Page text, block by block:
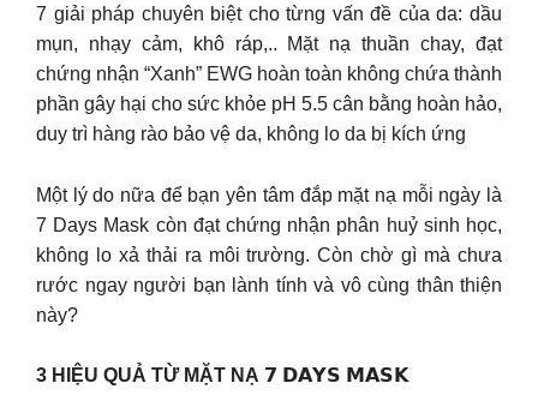
7 giải pháp chuyên biệt cho từng vấn đề của da: dầu
mụn, nhạy cảm, khô ráp,.. Mặt nạ thuần chay, đạt
chứng nhận “Xanh” EWG hoàn toàn không chứa thành
phần gây hại cho sức khỏe pH 5.5 cân bằng hoàn hảo,
duy trì hàng rào bảo vệ da, không lo da bị kích ứng
Một lý do nữa để bạn yên tâm đắp mặt nạ mỗi ngày là
7 Days Mask còn đạt chứng nhận phân huỷ sinh học,
không lo xả thải ra môi trường. Còn chờ gì mà chưa
rước ngay người bạn lành tính và vô cùng thân thiện
này?
3 HIỆU QUẢ TỪ MẶT NẠ 𝟳 𝗗𝗔𝗬𝗦 𝗠𝗔𝗦𝗞